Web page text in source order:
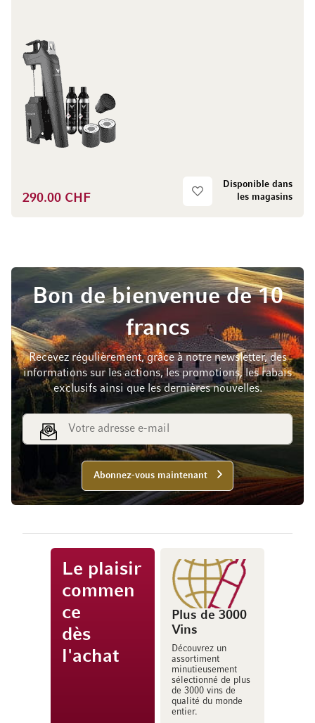
290.00 CHF
Disponible dans
les magasins
Bon de bienvenue de 10
francs
Recevez régulièrement, grâce à notre newsletter, des
informations sur les actions, les promotions, les rabais
exclusifs ainsi que les dernières nouvelles.
Adresse e-mail
Abonnez-vous maintenant
Le plaisir
commen
ce
dès
l'achat
Plus de 3000
Vins
Découvrez un
assortiment
minutieusement
sélectionné de plus
de 3000 vins de
qualité du monde
entier.